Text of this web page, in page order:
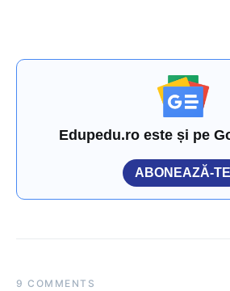
Edupedu.ro este și pe
ABONEAZĂ-TE
9 COMMENTS